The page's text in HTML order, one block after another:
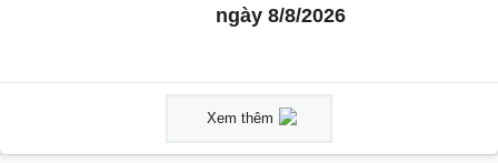
ngày 8/8/2026
Xem thêm